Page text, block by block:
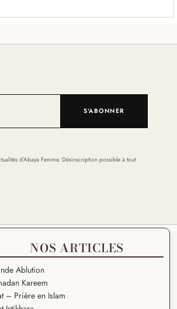
S'ABONNER
d’Abaya Femme. Désinscription possible à tout
NOS ARTICLES
Ablution
Kareem
– Prière en Islam